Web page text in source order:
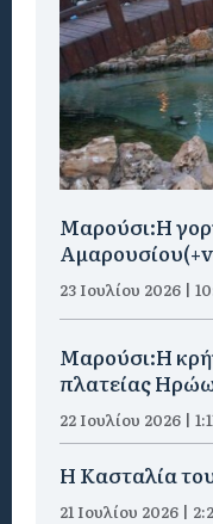
Μαρούσι:H
23 Ιουλίου 2026 |
Μαρούσι:Η
πλατείας
22 Ιουλίου 2026 |
Η Κασταλία
21 Ιουλίου 2026 |